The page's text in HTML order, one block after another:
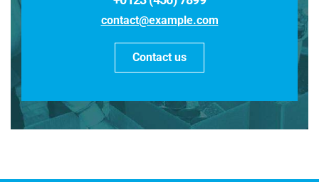
contact@example.com
Contact us